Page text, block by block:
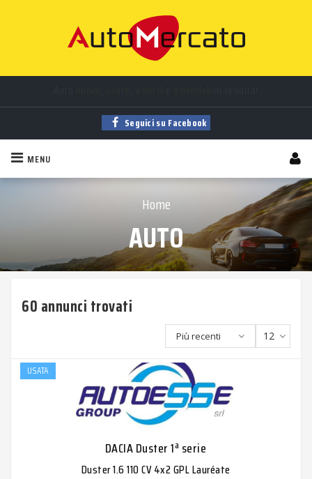
Trova la tua auto tramigliaiadi annunci sempre aggiornati!
Seguici su Facebook
MENU
Home
AUTO
60 annunci trovati
12
Più recenti
USATA
DACIA Duster 1ª serie
Duster 1.6 110 CV 4x2 GPL Lauréate